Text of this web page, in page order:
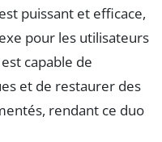
puissant et efficace,
pour les utilisateurs
capable de
et de restaurer des
rendant ce duo